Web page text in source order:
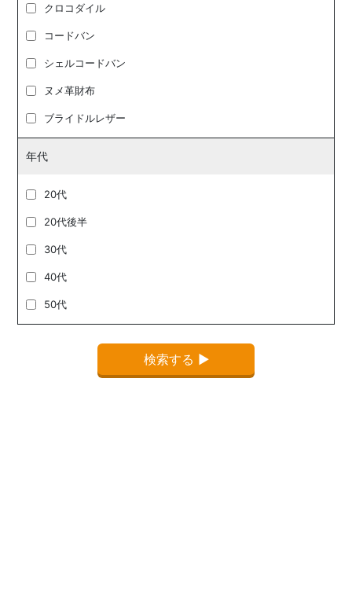
クロコダイル
コードバン
シェルコードバン
ヌメ革財布
ブライドルレザー
年代
20代
20代後半
30代
40代
50代